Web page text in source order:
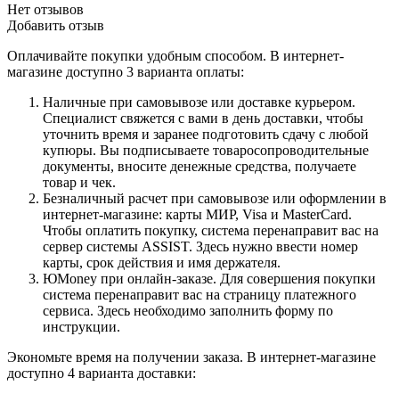
Нет отзывов
Добавить отзыв
Оплачивайте покупки удобным способом. В интернет-
магазине доступно 3 варианта оплаты:
Наличные при самовывозе или доставке курьером.
Специалист свяжется с вами в день доставки, чтобы
уточнить время и заранее подготовить сдачу с любой
купюры. Вы подписываете товаросопроводительные
документы, вносите денежные средства, получаете
товар и чек.
Безналичный расчет при самовывозе или оформлении в
интернет-магазине: карты МИР, Visa и MasterCard.
Чтобы оплатить покупку, система перенаправит вас на
сервер системы ASSIST. Здесь нужно ввести номер
карты, срок действия и имя держателя.
ЮMoney при онлайн-заказе. Для совершения покупки
система перенаправит вас на страницу платежного
сервиса. Здесь необходимо заполнить форму по
инструкции.
Экономьте время на получении заказа. В интернет-магазине
доступно 4 варианта доставки: